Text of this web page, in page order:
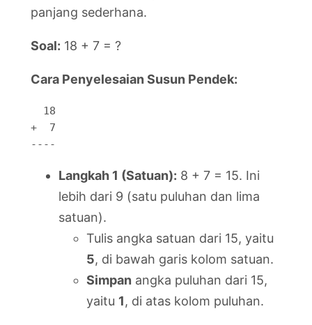
panjang sederhana.
Soal: 18 + 7 = ?
Cara Penyelesaian Susun Pendek:
  18
+  7
----
Langkah 1 (Satuan): 8 + 7 = 15. Ini
lebih dari 9 (satu puluhan dan lima
satuan).
Tulis angka satuan dari 15, yaitu
5, di bawah garis kolom satuan.
Simpan angka puluhan dari 15,
yaitu 1, di atas kolom puluhan.